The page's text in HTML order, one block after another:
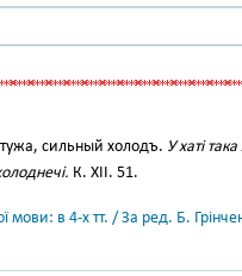
сильный холодъ. У хаті
К. XII. 51.
мови: в 4-х тт. / За ред. Б.